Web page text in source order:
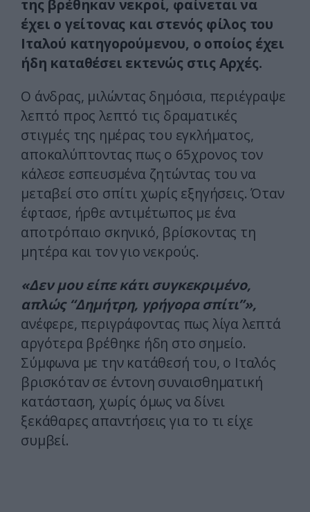
της βρέθηκαν νεκροί, φαίνεται να
έχει ο γείτονας και στενός φίλος του
Ιταλού κατηγορούμενου, ο οποίος έχει
ήδη καταθέσει εκτενώς στις Αρχές.
Ο άνδρας, μιλώντας δημόσια, περιέγραψε
λεπτό προς λεπτό τις δραματικές
στιγμές της ημέρας του εγκλήματος,
αποκαλύπτοντας πως ο 65χρονος τον
κάλεσε εσπευσμένα ζητώντας του να
μεταβεί στο σπίτι χωρίς εξηγήσεις. Όταν
έφτασε, ήρθε αντιμέτωπος με ένα
αποτρόπαιο σκηνικό, βρίσκοντας τη
μητέρα και τον γιο νεκρούς.
«Δεν μου είπε κάτι συγκεκριμένο,
απλώς “Δημήτρη, γρήγορα σπίτι”»,
ανέφερε, περιγράφοντας πως λίγα λεπτά
αργότερα βρέθηκε ήδη στο σημείο.
Σύμφωνα με την κατάθεσή του, ο Ιταλός
βρισκόταν σε έντονη συναισθηματική
κατάσταση, χωρίς όμως να δίνει
ξεκάθαρες απαντήσεις για το τι είχε
συμβεί.